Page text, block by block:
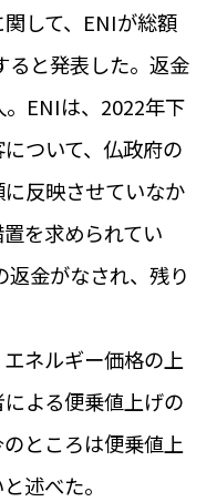
読み解くフランス
という時に
テナブル
ー
#コスメ
ロマージュ
#おでかけ
＝182.98円
合わせ
社
ポリシー
して、ENIが総額
ると発表した。返金
ENIは、2022年下
ついて、仏政府の
反映させていなか
を求められてい
金がなされ、残り
ネルギー価格の上
よる便乗値上げの
ところは便乗値上
述べた。